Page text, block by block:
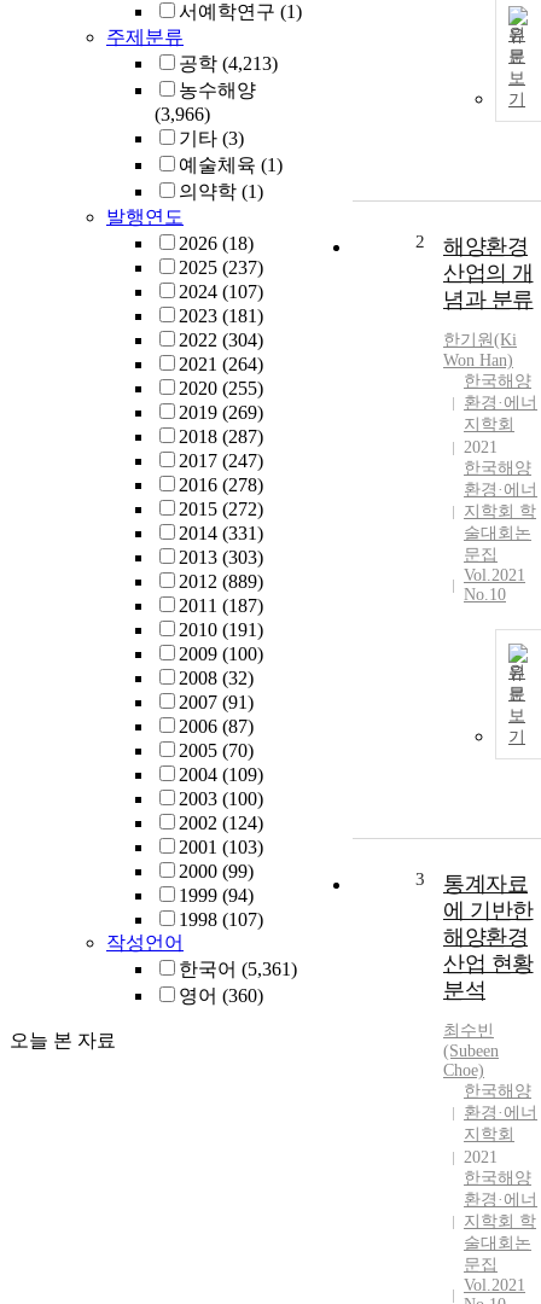
서예학연구 (1)
주제분류
공학 (4,213)
농수해양
(3,966)
기타 (3)
예술체육 (1)
의약학 (1)
발행연도
2026 (18)
2025 (237)
2024 (107)
2023 (181)
2022 (304)
2021 (264)
2020 (255)
2019 (269)
2018 (287)
2017 (247)
2016 (278)
2015 (272)
2014 (331)
2013 (303)
2012 (889)
2011 (187)
2010 (191)
2009 (100)
2008 (32)
2007 (91)
2006 (87)
2005 (70)
2004 (109)
2003 (100)
2002 (124)
2001 (103)
2000 (99)
1999 (94)
1998 (107)
작성언어
한국어 (5,361)
영어 (360)
오늘 본 자료
원
문
보
기
2
해양환경
산업의 개
념과 분류
한기원(Ki
Won Han)
한국해양
환경·에너
지학회
2021
한국해양
환경·에너
지학회 학
술대회논
문집
Vol.2021
No.10
원
문
보
기
3
통계자료
에 기반한
해양환경
산업 현황
분석
최수빈
(Subeen
Choe)
한국해양
환경·에너
지학회
2021
한국해양
환경·에너
지학회 학
술대회논
문집
Vol.2021